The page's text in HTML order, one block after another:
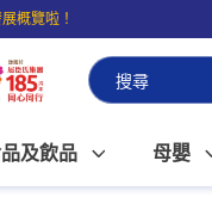
概覽啦！
$100即可免費店取。
及飲品 母嬰